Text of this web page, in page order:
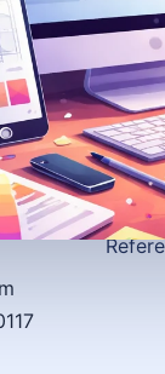
Ihre
News
FAQ